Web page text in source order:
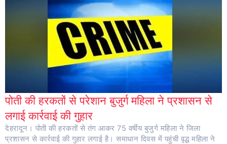
पोती की हरकतों से परेशान बुजुर्ग महिला ने प्रशासन से
लगाई कार्रवाई की गुहार
देहरादून। पोती की हरकतों से तंग आकर 75 वर्षीय बुजुर्ग महिला ने जिला
प्रशासन से कार्रवाई की गुहार लगाई है। समाधान दिवस में पहुंची वृद्ध महिला ने